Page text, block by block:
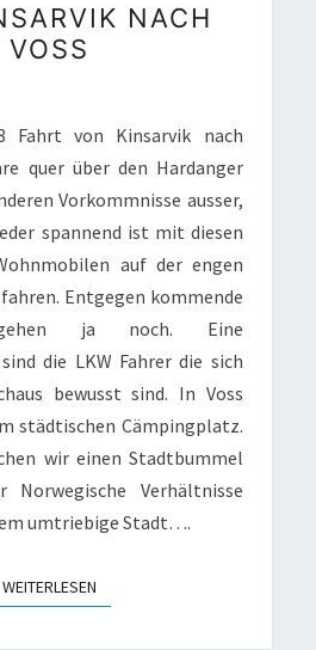
KINSARVIK
NACH
NACH
VOSS
Fahrt von Kinsarvik nach
quer über den Hardanger
Vorkommnisse ausser,
spannend ist mit diesen
auf der engen
Entgegen kommende
gehen ja noch. Eine
die LKW Fahrer die sich
bewusst sind. In Voss
städtischen Cämpingplatz.
wir einen Stadtbummel
Verhältnisse
umtriebige Stadt….
WEITERLESENWEITERLESEN